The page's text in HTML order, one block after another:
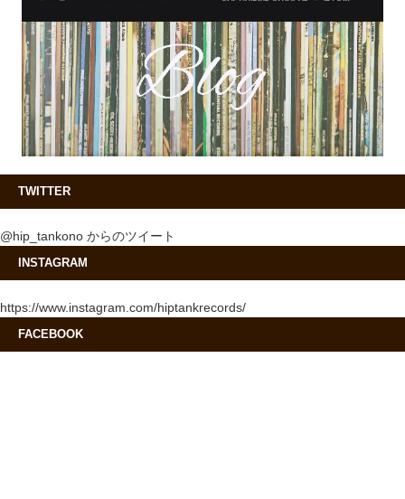
TWITTER
@hip_tankono からのツイート
INSTAGRAM
https://www.instagram.com/hiptankrecords/
FACEBOOK